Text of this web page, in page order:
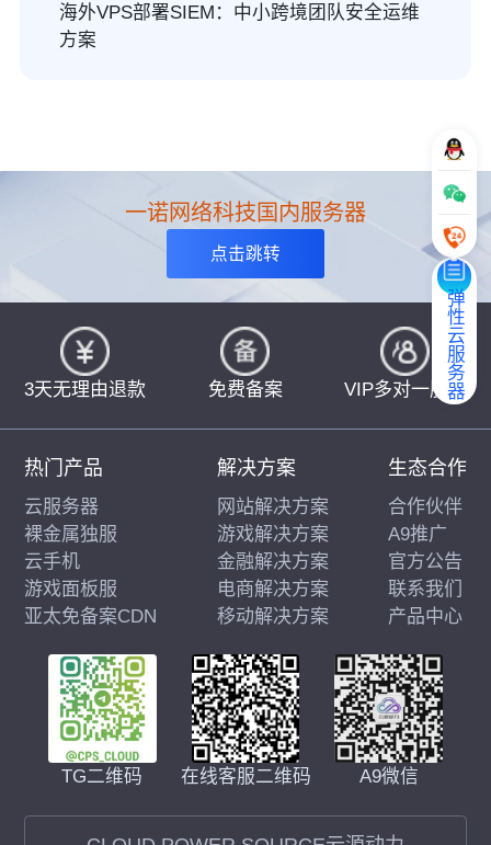
海外VPS部署SIEM：中小跨境团队安全运维
方案
弹性云服务器
一诺网络科技国内服务器
点击跳转
3天无理由退款 免费备案 VIP多对一服务
TG二维码 在线客服二维码 A9微信
热门产品
云服务器
裸金属独服
云手机
游戏面板服
亚太免备案CDN
解决方案
网站解决方案
游戏解决方案
金融解决方案
电商解决方案
移动解决方案
生态合作
合作伙伴
A9推广
官方公告
联系我们
产品中心